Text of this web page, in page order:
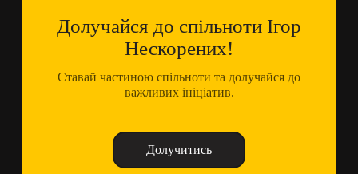
Долучайся до спільноти Ігор
Нескорених!
Ставай частиною спільноти та долучайся до
важливих ініціатив.
Долучитись